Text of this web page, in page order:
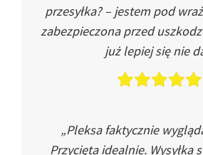
przesyłka? – jestem pod
zabezpieczona przed
już lepiej się nie
„Pleksa faktycznie
Przycięta idealnie. Wysyłka